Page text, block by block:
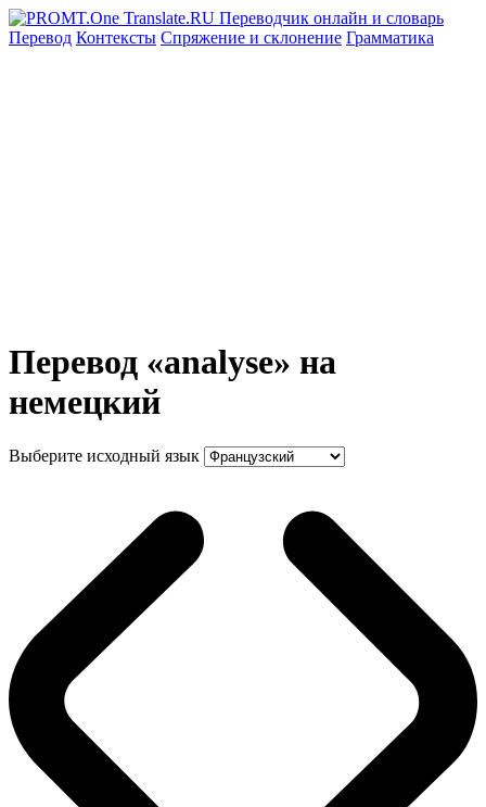
Перевод Контексты Спряжение и склонение Грамматика
Перевод «analyse» на
немецкий
Выберите исходный язык